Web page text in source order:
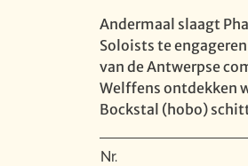
Andermaal slaagt
Soloists te
van de Antwerpse
Welffens ontdekken
Bockstal (hobo)
Nr.